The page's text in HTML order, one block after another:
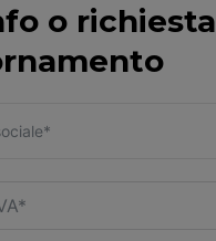
o richiesta